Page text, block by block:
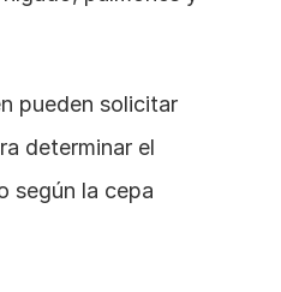
pueden solicitar
determinar el
según la cepa